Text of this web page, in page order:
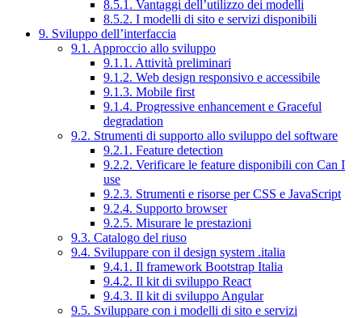
8.5.1. Vantaggi dell’utilizzo dei modelli
8.5.2. I modelli di sito e servizi disponibili
9. Sviluppo dell’interfaccia
9.1. Approccio allo sviluppo
9.1.1. Attività preliminari
9.1.2. Web design responsivo e accessibile
9.1.3. Mobile first
9.1.4. Progressive enhancement e Graceful
degradation
9.2. Strumenti di supporto allo sviluppo del software
9.2.1. Feature detection
9.2.2. Verificare le feature disponibili con Can I
use
9.2.3. Strumenti e risorse per CSS e JavaScript
9.2.4. Supporto browser
9.2.5. Misurare le prestazioni
9.3. Catalogo del riuso
9.4. Sviluppare con il design system .italia
9.4.1. Il framework Bootstrap Italia
9.4.2. Il kit di sviluppo React
9.4.3. Il kit di sviluppo Angular
9.5. Sviluppare con i modelli di sito e servizi